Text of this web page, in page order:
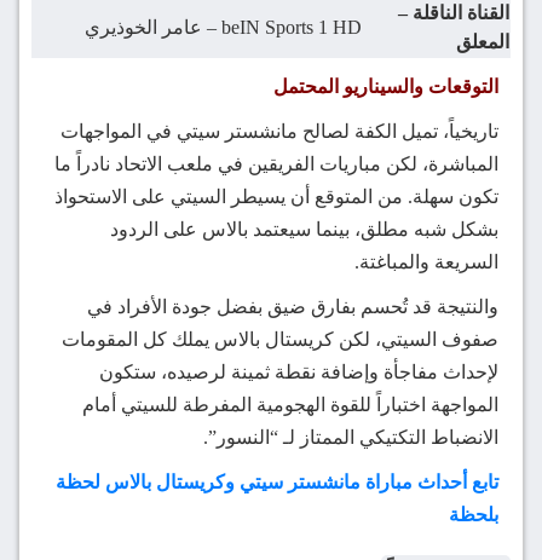
القناة الناقلة –
المعلق
beIN Sports 1 HD – عامر الخوذيري
التوقعات والسيناريو المحتمل
تاريخياً، تميل الكفة لصالح مانشستر سيتي في المواجهات
المباشرة، لكن مباريات الفريقين في ملعب الاتحاد نادراً ما
تكون سهلة. من المتوقع أن يسيطر السيتي على الاستحواذ
بشكل شبه مطلق، بينما سيعتمد بالاس على الردود
السريعة والمباغتة.
والنتيجة قد تُحسم بفارق ضيق بفضل جودة الأفراد في
صفوف السيتي، لكن كريستال بالاس يملك كل المقومات
لإحداث مفاجأة وإضافة نقطة ثمينة لرصيده، ستكون
المواجهة اختباراً للقوة الهجومية المفرطة للسيتي أمام
الانضباط التكتيكي الممتاز لـ “النسور”.
تابع أحداث مباراة مانشستر سيتي وكريستال بالاس لحظة
بلحظة